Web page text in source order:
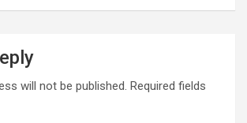
will not be published. Required fields